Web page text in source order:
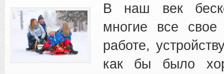
В наш век
многие все
работе,
как бы было